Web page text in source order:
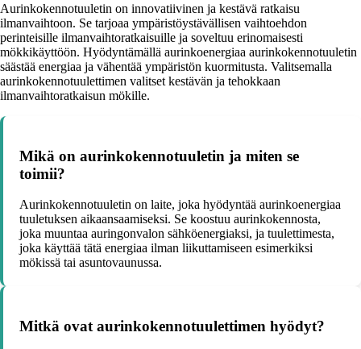
Aurinkokennotuuletin on innovatiivinen ja kestävä ratkaisu
ilmanvaihtoon. Se tarjoaa ympäristöystävällisen vaihtoehdon
perinteisille ilmanvaihtoratkaisuille ja soveltuu erinomaisesti
mökkikäyttöön. Hyödyntämällä aurinkoenergiaa aurinkokennotuuletin
säästää energiaa ja vähentää ympäristön kuormitusta. Valitsemalla
aurinkokennotuulettimen valitset kestävän ja tehokkaan
ilmanvaihtoratkaisun mökille.
Mikä on aurinkokennotuuletin ja miten se
toimii?
Aurinkokennotuuletin on laite, joka hyödyntää aurinkoenergiaa
tuuletuksen aikaansaamiseksi. Se koostuu aurinkokennosta,
joka muuntaa auringonvalon sähköenergiaksi, ja tuulettimesta,
joka käyttää tätä energiaa ilman liikuttamiseen esimerkiksi
mökissä tai asuntovaunussa.
Mitkä ovat aurinkokennotuulettimen hyödyt?